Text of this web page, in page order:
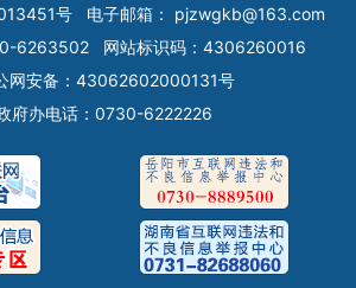
号 电子邮箱： pjzwgkb@163.com
6263502
网站标识码：4306260016
网安备：43062602000131号
府办电话：0730-6222226